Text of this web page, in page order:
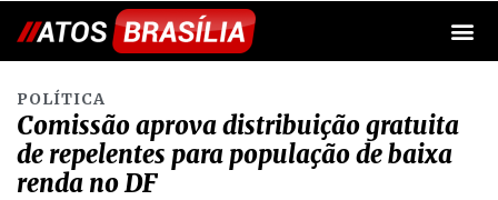
POLÍTICA
Comissão aprova distribuição gratuita
de repelentes para população de baixa
renda no DF